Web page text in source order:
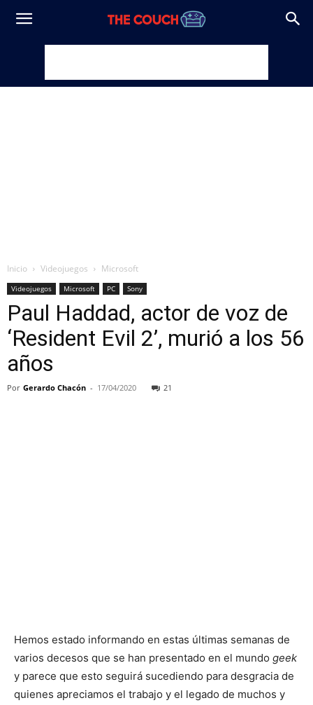
Inicio Videojuegos Microsoft
Videojuegos Microsoft PC Sony
Paul Haddad, actor de voz de
‘Resident Evil 2’, murió a los 56
años
Por Gerardo Chacón - 17/04/2020 21
Hemos estado informando en estas últimas semanas de
varios decesos que se han presentado en el mundo geek
y parece que esto seguirá sucediendo para desgracia de
quienes apreciamos el trabajo y el legado de muchos y